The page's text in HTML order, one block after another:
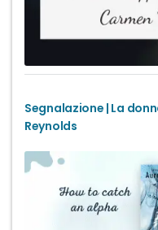
Segnalazione | La
Reynolds